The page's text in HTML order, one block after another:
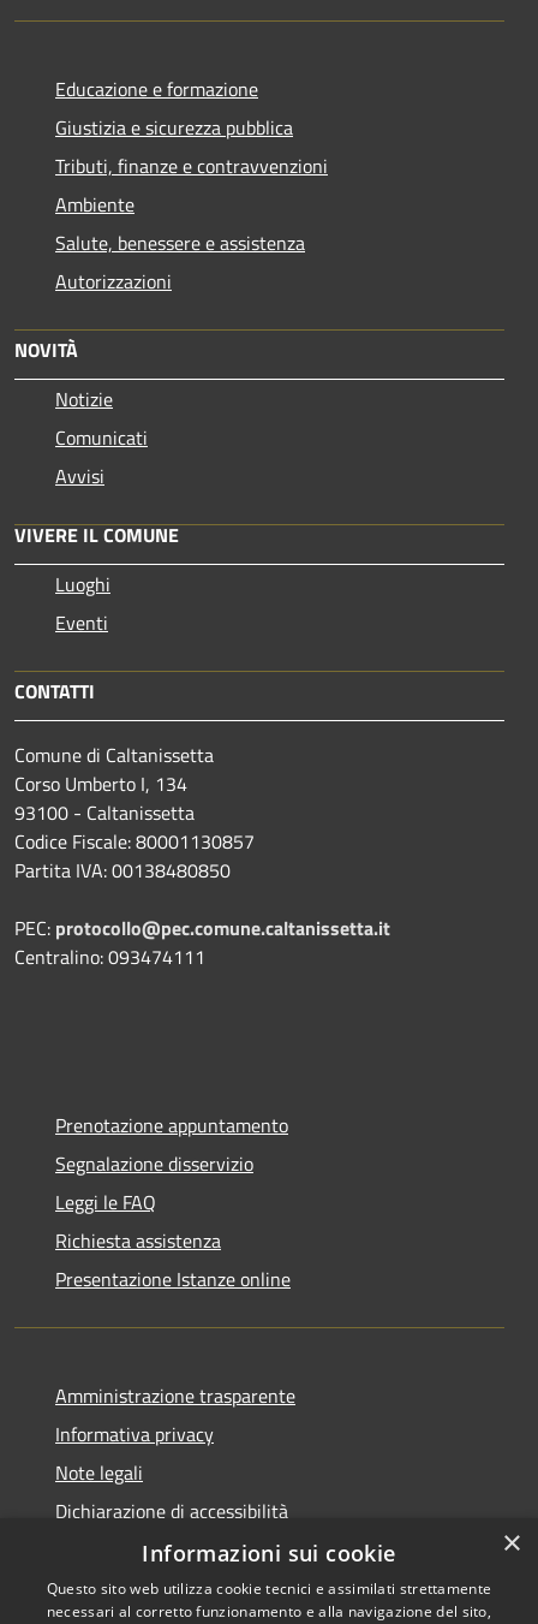
Educazione e formazione
Giustizia e sicurezza pubblica
Tributi, finanze e contravvenzioni
Ambiente
Salute, benessere e assistenza
Autorizzazioni
NOVITÀ
Notizie
Comunicati
Avvisi
VIVERE IL COMUNE
Luoghi
Eventi
CONTATTI
Comune di Caltanissetta
Corso Umberto I, 134
93100 - Caltanissetta
Codice Fiscale: 80001130857
Partita IVA: 00138480850
PEC: protocollo@pec.comune.caltanissetta.it
Centralino: 093474111
Prenotazione appuntamento
Segnalazione disservizio
Leggi le FAQ
Richiesta assistenza
Presentazione Istanze online
Amministrazione trasparente
Informativa privacy
Note legali
Dichiarazione di accessibilità
×
Informazioni sui cookie
Questo sito web utilizza cookie tecnici e assimilati strettamente
necessari al corretto funzionamento e alla navigazione del sito,